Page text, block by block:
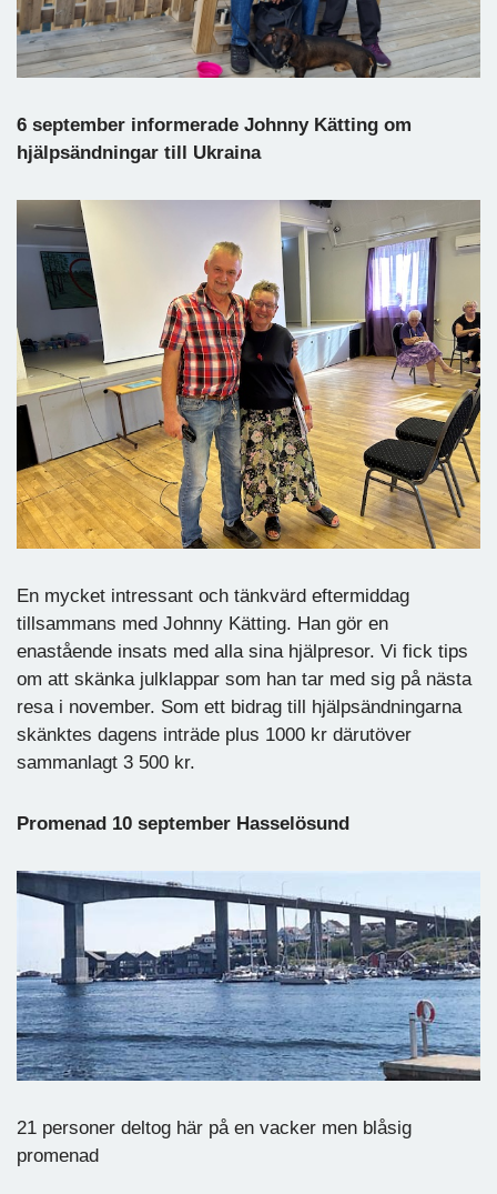
6 september informerade Johnny Kätting om
hjälpsändningar till Ukraina
En mycket intressant och tänkvärd eftermiddag
tillsammans med Johnny Kätting. Han gör en
enastående insats med alla sina hjälpresor. Vi fick tips
om att skänka julklappar som han tar med sig på nästa
resa i november. Som ett bidrag till hjälpsändningarna
skänktes dagens inträde plus 1000 kr därutöver
sammanlagt 3 500 kr.
Promenad 10 september Hasselösund
21 personer deltog här på en vacker men blåsig
promenad